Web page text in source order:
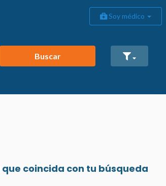
Soy médico
Buscar
coincida con tu búsqueda